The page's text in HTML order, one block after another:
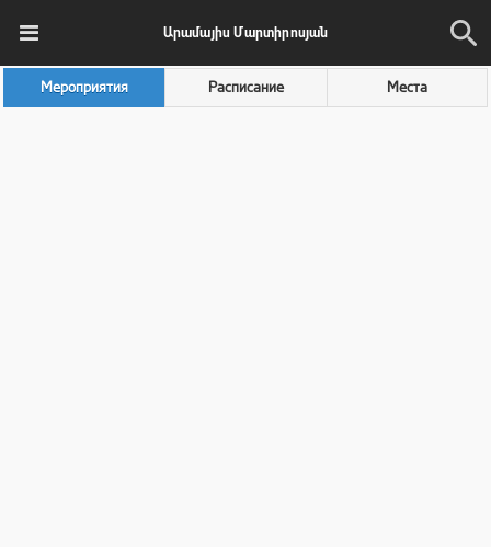
Արամայիս Մարտիրոսյան
Мероприятия Расписание Места